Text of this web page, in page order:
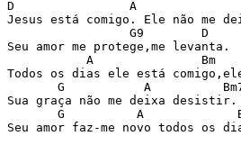
D                A
Jesus está comigo. Ele não me
                 G9        D
Seu amor me protege,me levanta.
A               Bm
Todos os dias ele está
G           A
Sua graça não me deixa desistir.
G          A
Seu amor faz-me novo todos os